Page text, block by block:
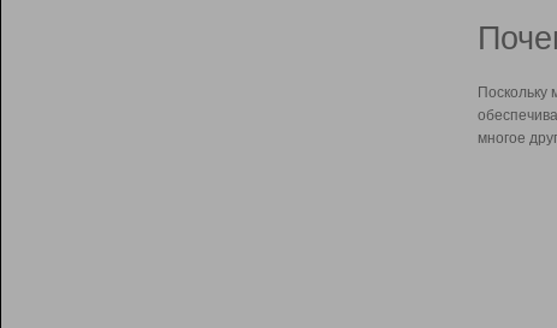
Поскольку
многое